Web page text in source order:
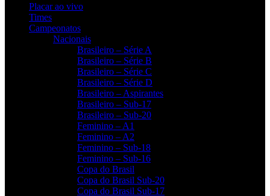
Placar ao vivo
Times
Campeonatos
Nacionais
Brasileiro – Série A
Brasileiro – Série B
Brasileiro – Série C
Brasileiro – Série D
Brasileiro – Aspirantes
Brasileiro – Sub-17
Brasileiro – Sub-20
Feminino – A1
Feminino – A2
Feminino – Sub-18
Feminino – Sub-16
Copa do Brasil
Copa do Brasil Sub-20
Copa do Brasil Sub-17